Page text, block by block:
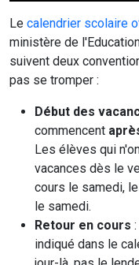
Le calendrier scolaire
ministère de
suivent deux
pas se tromper :
Début des
commencent
Les élèves qui
vacances dès le
cours le samedi,
le samedi.
Retour en cours
indiqué dans le